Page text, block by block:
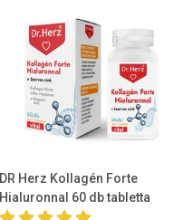
DR Herz Kollagén Forte
Hialuronnal 60 db tabletta